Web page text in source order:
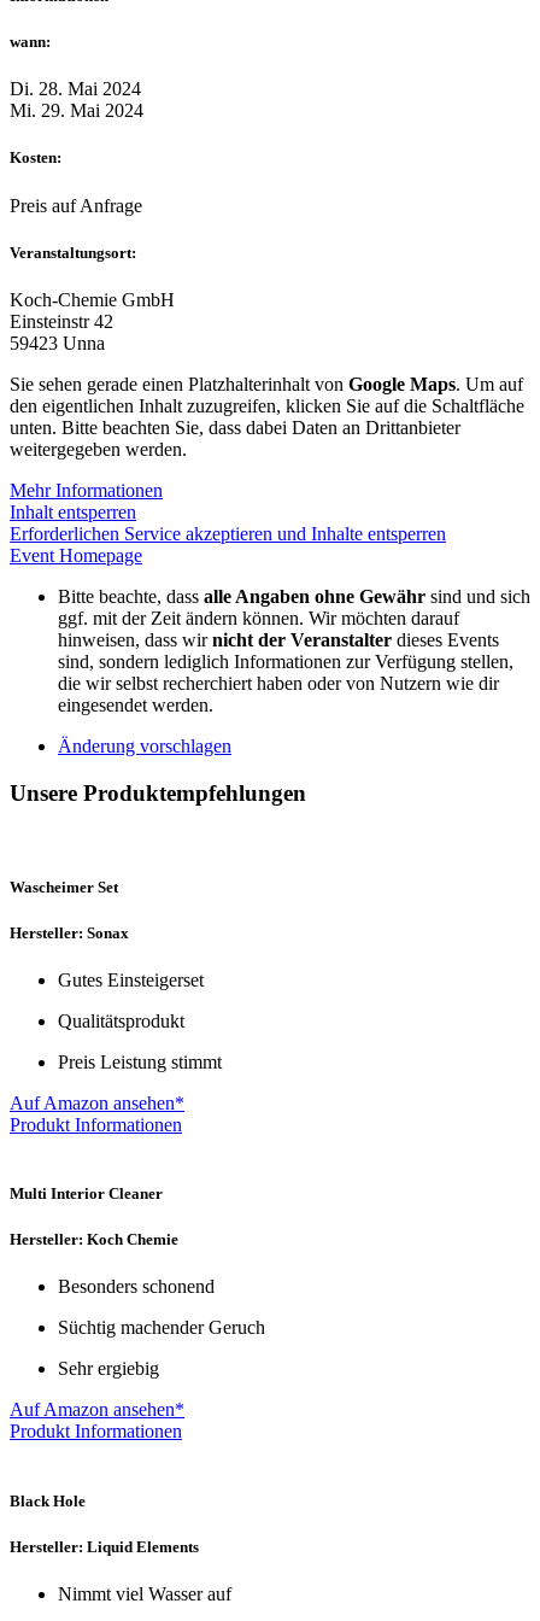
wann:
Di. 28. Mai 2024
Mi. 29. Mai 2024
Kosten:
Preis auf Anfrage
Veranstaltungsort:
Koch‑Chemie GmbH
Einsteinstr 42
59423 Unna
Sie sehen gerade einen Platzhalterinhalt von Google Maps. Um auf
den eigentlichen Inhalt zuzugreifen, klicken Sie auf die Schaltfläche
unten. Bitte beachten Sie, dass dabei Daten an Drittanbieter
weitergegeben werden.
Mehr Informationen
Inhalt entsperren
Erforderlichen Service akzeptieren und Inhalte entsperren
Event Homepage
Bitte beachte, dass alle Angaben ohne Gewähr sind und sich
ggf. mit der Zeit ändern können. Wir möchten darauf
hinweisen, dass wirnicht der Veranstalter dieses Events
sind, sondern lediglich Informationen zur Verfügung stellen,
die wir selbst recherchiert haben oder von Nutzern wie dir
eingesendet werden.
Änderung vorschlagen
Unsere Produktempfehlungen
Wascheimer Set
Hersteller: Sonax
Gutes Einsteigerset
Qualitätsprodukt
Preis Leistung stimmt
Auf Amazon ansehen*
Produkt Informationen
Multi Interior Cleaner
Hersteller: Koch Chemie
Besonders schonend
Süchtig machender Geruch
Sehr ergiebig
Auf Amazon ansehen*
Produkt Informationen
Black Hole
Hersteller: Liquid Elements
Nimmt viel Wasser auf